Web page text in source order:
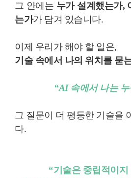
그 안에는 누가 설계했는가,
는가가 담겨 있습니다.
이제 우리가 해야 할 일은,
기술 속에서 나의 위치를 묻
“AI 속에서 나는
그 질문이 더 평등한 기술을
다.
“기술은 중립적이지